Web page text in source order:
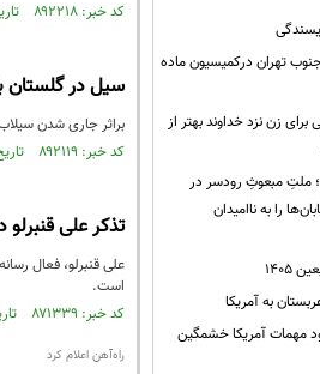
کد خبر: ۸۹۲۲۱۸ تاریخ انتشار : ۱۴۰۵/۰۵/۱۰
سیل در گلستان
براثر جاری شدن
کد خبر: ۸۹۲۱۱۹ تاریخ انتشار : ۱۴۰۵/۰۵/۰۸
تذکر علی
علی قنبرلو، فعال
است.
کد خبر: ۸۷۱۳۳۹ تاریخ انتشار : ۱۴۰۴/۰۴/۲۹
راه‌آهن اعلام کرد
تهران درکمیسیون ماده
زن نزد خداوند بهتر از
ملتِ مبعوثِ رودسر در
را به ناامیدان
۱۴۰۵
به آمریکا
مهمات آمریکا خشمگین